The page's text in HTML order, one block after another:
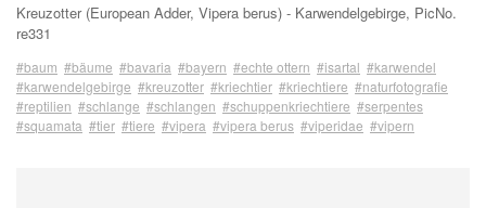
Kreuzotter (European Adder, Vipera berus) - Karwendelgebirge, PicNo.
re331
#baum #bäume #bavaria #bayern #echte ottern #isartal #karwendel
#karwendelgebirge #kreuzotter #kriechtier #kriechtiere #naturfotografie
#reptilien #schlange #schlangen #schuppenkriechtiere #serpentes
#squamata #tier #tiere #vipera #vipera berus #viperidae #vipern